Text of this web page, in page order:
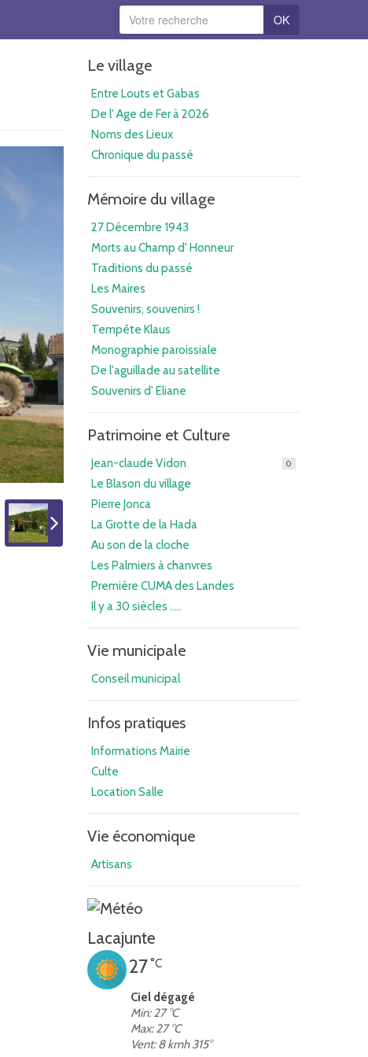
OK
Le village
Entre Louts et Gabas
De l' Age de Fer à 2026
Noms des Lieux
Chronique du passé
Mémoire du village
27 Décembre 1943
Morts au Champ d' Honneur
Traditions du passé
Les Maires
Souvenirs, souvenirs !
Tempête Klaus
Monographie paroissiale
De l'aguillade au satellite
Souvenirs d' Eliane
Patrimoine et Culture
Jean-claude Vidon 0
Le Blason du village
Pierre Jonca
La Grotte de la Hada
Au son de la cloche
Les Palmiers à chanvres
Première CUMA des Landes
Il y a 30 siècles .....
Vie municipale
Conseil municipal
Infos pratiques
Informations Mairie
Culte
Location Salle
Vie économique
Artisans
Lacajunte
27°C
Ciel dégagé
Min: 27 °C
Max: 27 °C
Vent: 8 kmh 315°